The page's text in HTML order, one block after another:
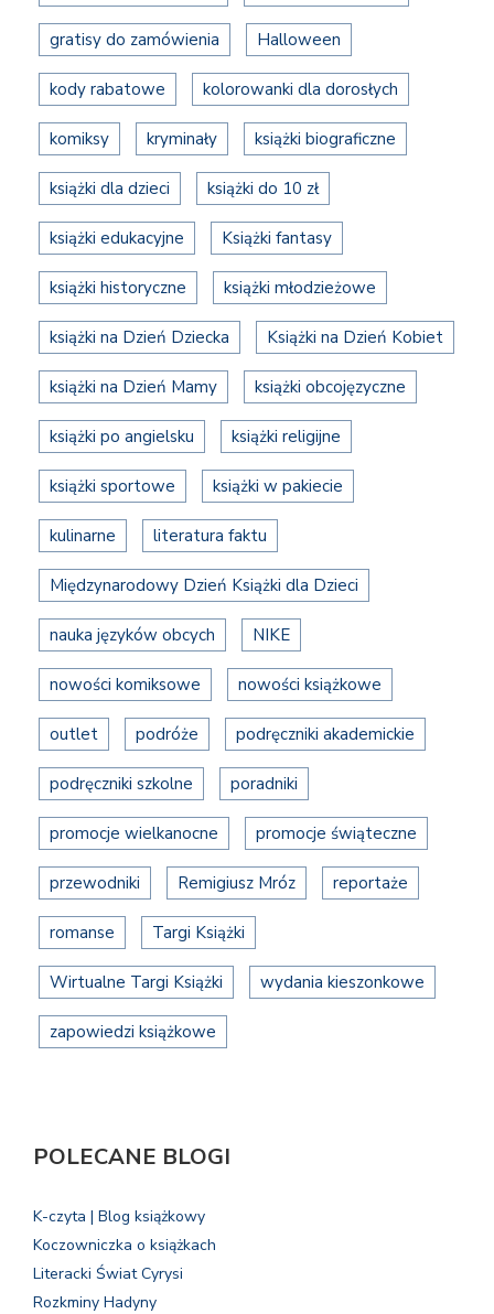
gratisy do zamówienia Halloween
kody rabatowe kolorowanki dla dorosłych
komiksy kryminały książki biograficzne
książki dla dzieci książki do 10 zł
książki edukacyjne Książki fantasy
książki historyczne książki młodzieżowe
książki na Dzień Dziecka Książki na Dzień Kobiet
książki na Dzień Mamy książki obcojęzyczne
książki po angielsku książki religijne
książki sportowe książki w pakiecie
kulinarne literatura faktu
Międzynarodowy Dzień Książki dla Dzieci
nauka języków obcych NIKE
nowości komiksowe nowości książkowe
outlet podróże podręczniki akademickie
podręczniki szkolne poradniki
promocje wielkanocne promocje świąteczne
przewodniki Remigiusz Mróz reportaże
romanse Targi Książki
Wirtualne Targi Książki wydania kieszonkowe
zapowiedzi książkowe
POLECANE BLOGI
K-czyta | Blog książkowy
Koczowniczka o książkach
Literacki Świat Cyrysi
Rozkminy Hadyny